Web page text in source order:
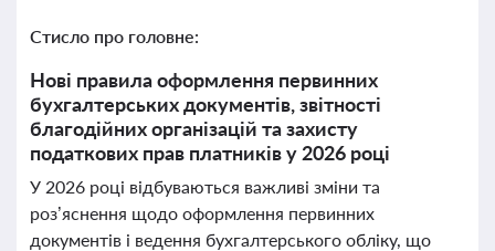
Стисло про головне:
Нові правила оформлення первинних
бухгалтерських документів, звітності
благодійних організацій та захисту
податкових прав платників у 2026 році
У 2026 році відбуваються важливі зміни та
роз’яснення щодо оформлення первинних
документів і ведення бухгалтерського обліку, що